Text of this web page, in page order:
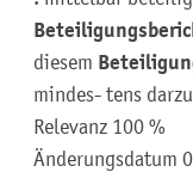
diesem
mindes- tens
Relevanz 100 %
Änderungsdatum